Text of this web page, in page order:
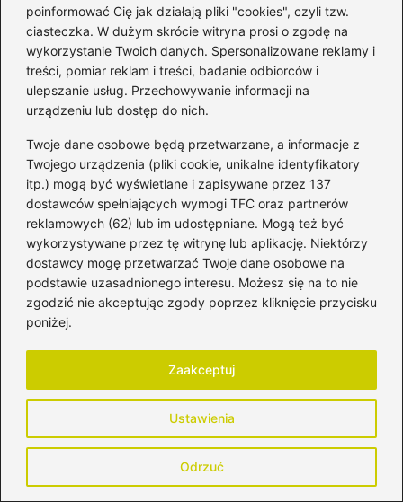
poinformować Cię jak działają pliki "cookies", czyli tzw.
ciasteczka. W dużym skrócie witryna prosi o zgodę na
wykorzystanie Twoich danych. Spersonalizowane reklamy i
treści, pomiar reklam i treści, badanie odbiorców i
ulepszanie usług. Przechowywanie informacji na
urządzeniu lub dostęp do nich.
Twoje dane osobowe będą przetwarzane, a informacje z
Twojego urządzenia (pliki cookie, unikalne identyfikatory
itp.) mogą być wyświetlane i zapisywane przez 137
dostawców spełniających wymogi TFC oraz partnerów
reklamowych (62) lub im udostępniane. Mogą też być
wykorzystywane przez tę witrynę lub aplikację. Niektórzy
dostawcy mogę przetwarzać Twoje dane osobowe na
podstawie uzasadnionego interesu. Możesz się na to nie
zgodzić nie akceptując zgody poprzez kliknięcie przycisku
poniżej.
Ustawienia
Odrzuć
Zaakceptuj
objawy, by trafnie zdiagnozować problem.
Powiązane wpisy:
Jak wybrać najlepszy tran dla dzieci?
Przewodnik dla rodziców
Jak skutecznie liczyć dzieci na wesele i
nie popełnić błędów?
Zalecenia dotyczące karmienia piersią –
co warto wiedzieć?
Nocne karmienie piersią: jak przetrwać
te intymne chwile?
fantastyczny świat zimowych zjawisk
dla dzieci
Jak skutecznie sprawdzić BMI u dzieci i
zadbać o ich zdrowie
Obywatelstwo polskie dla noworodków –